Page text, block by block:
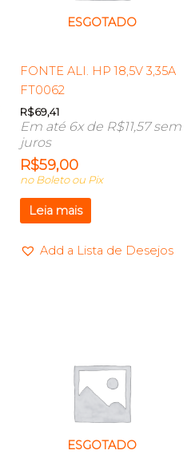
ESGOTADO
FONTE ALI. HP 18,5V 3,35A
FT0062
R$69,41
Em até 6x de R$11,57sem
juros
R$59,00
no Boleto ou Pix
Leia mais
Add a Lista de Desejos
ESGOTADO